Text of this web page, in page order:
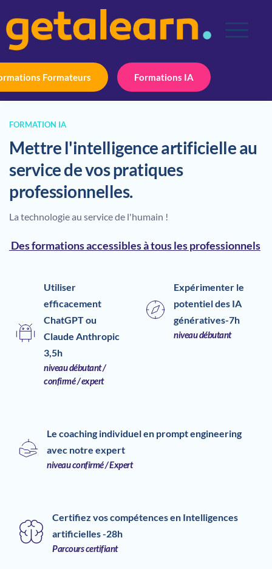
Formateurs Formations IA
FORMATION IA
Mettre l'intelligence artificielle au
service de vos pratiques
professionnelles.
La technologie au service de l'humain !
Des formations accessibles à tous les professionnels
Utiliser
efficacement
ChatGPT ou
Claude Anthropic
3,5h
niveau débutant /
confirmé / expert
Expérimenter le
potentiel des IA
génératives-7h
niveau débutant
Le coaching individuel en prompt engineering
avec notre expert
niveau confirmé / Expert
Certifiez vos compétences en Intelligences
artificielles -28h
Parcours certifiant